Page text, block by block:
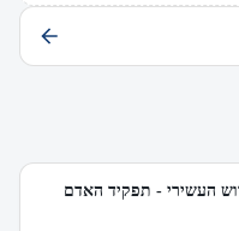
העשירי - תפקיד האדם